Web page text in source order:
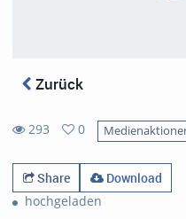
Zurück
293
views
0
favorites
Share
Download
hochgeladen